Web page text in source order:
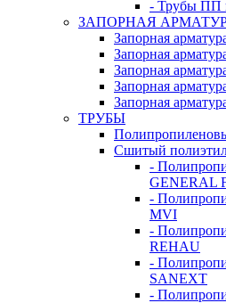
- Трубы ПП
ЗАПОРНАЯ
Запорная
Запорная
Запорная
Запорная
Запорная
ТРУБЫ
Сшитый
-
GENERAL
-
MVI
-
REHAU
-
SANEXT
-